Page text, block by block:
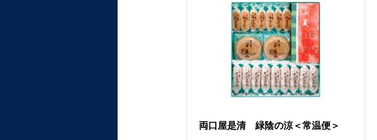
両口屋是清 緑陰の涼＜常温便＞